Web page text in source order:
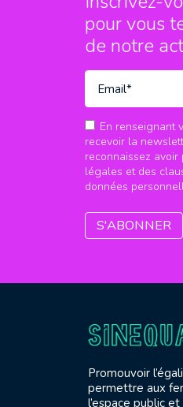
pour vous
de notre
En renseignant
recevoir la
reconnaissez avoir
légales et des
données
Promouvoir
permettre aux
l’espace public